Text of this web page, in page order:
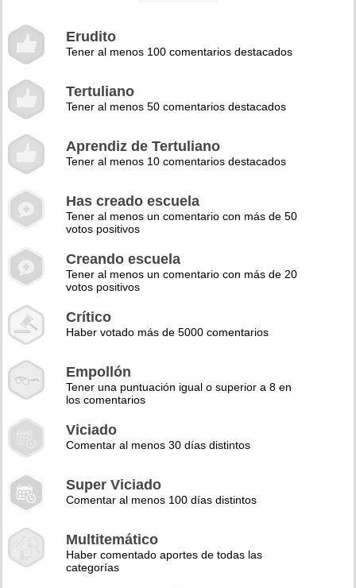
Erudito
Tener al menos 100 comentarios destacados
Tertuliano
Tener al menos 50 comentarios destacados
Aprendiz de Tertuliano
Tener al menos 10 comentarios destacados
Has creado escuela
Tener al menos un comentario con más de 50
votos positivos
Creando escuela
Tener al menos un comentario con más de 20
votos positivos
Crítico
Haber votado más de 5000 comentarios
Empollón
Tener una puntuación igual o superior a 8 en
los comentarios
Viciado
Comentar al menos 30 días distintos
Super Viciado
Comentar al menos 100 días distintos
Multitemático
Haber comentado aportes de todas las
categorías